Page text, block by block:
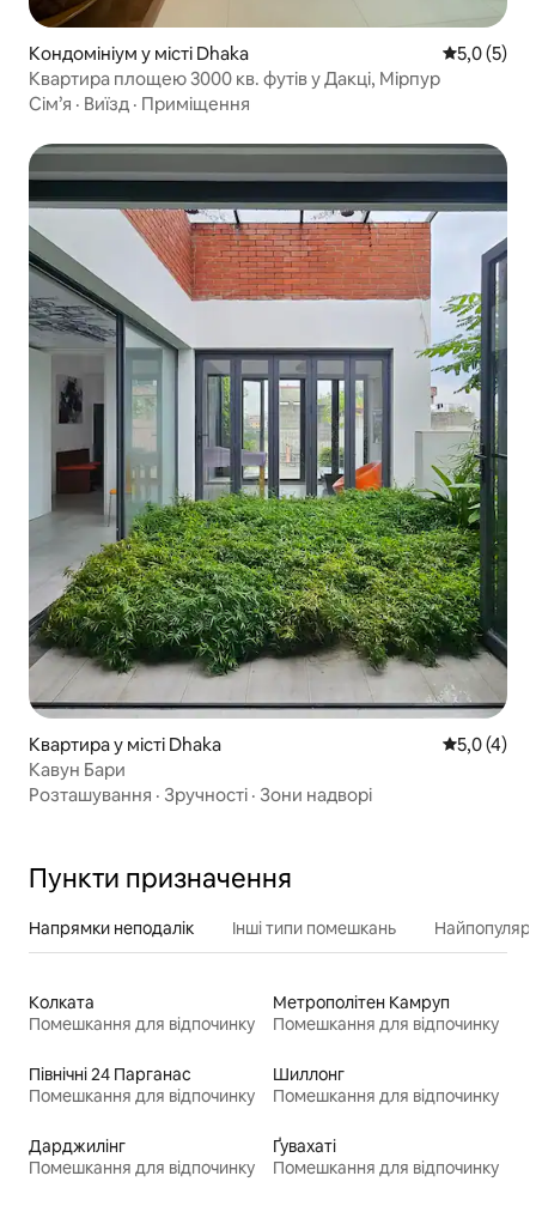
Кондомініум у місті Dhaka Середня
5,0 (5)
Квартира площею 3000 кв. футів у Дакці, Мірпур
Сім’я · Виїзд · Приміщення
Квартира у місті Dhaka Середня
5,0 (4)
Кавун Бари
Розташування · Зручності · Зони надворі
Пункти призначення
Напрямки неподалік Інші типи помешкань
Колката
Помешкання для відпочинку
Метрополітен Камруп
Помешкання для відпочинку
Північні 24 Парганас
Помешкання для відпочинку
Шиллонг
Помешкання для відпочинку
Дарджилінг
Помешкання для відпочинку
Ґувахаті
Помешкання для відпочинку